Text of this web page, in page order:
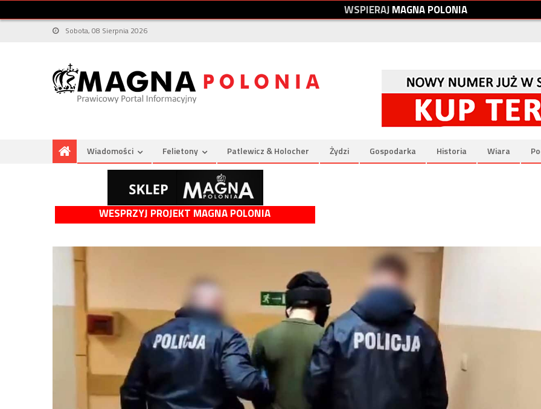
WSPIERAJMAGNAPOLONIA
Sobota, 08 Sierpnia 2026
Wiadomości Felietony Patlewicz & Holocher Żydzi Gospodarka Historia Wiara
WESPRZYJ PROJEKT MAGNA POLONIA